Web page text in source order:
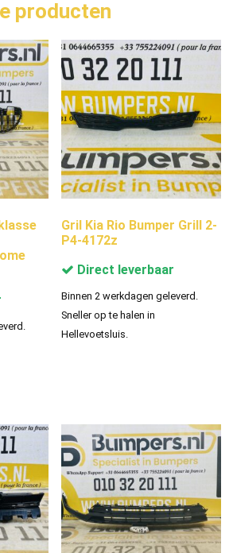
producten
Gril Kia Rio Bumper Grill 2-
P4-4172z
Direct leverbaar
Binnen 2 werkdagen geleverd.
Sneller op te halen in
Hellevoetsluis.